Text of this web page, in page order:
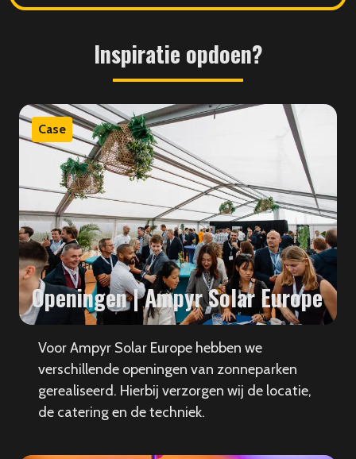
Inspiratie opdoen?
Case
Openingen | Ampyr Solar Europe
Voor Ampyr Solar Europe hebben we
verschillende openingen van zonneparken
gerealiseerd. Hierbij verzorgen wij de locatie,
de catering en de techniek.